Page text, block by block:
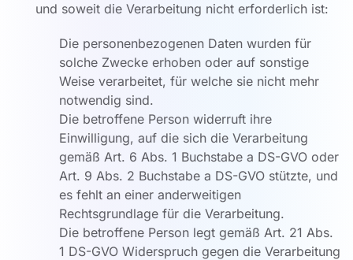
und soweit die Verarbeitung nicht erforderlich ist:
Die personenbezogenen Daten wurden für
solche Zwecke erhoben oder auf sonstige
Weise verarbeitet, für welche sie nicht mehr
notwendig sind.
Die betroffene Person widerruft ihre
Einwilligung, auf die sich die Verarbeitung
gemäß Art. 6 Abs. 1 Buchstabe a DS-GVO oder
Art. 9 Abs. 2 Buchstabe a DS-GVO stützte, und
es fehlt an einer anderweitigen
Rechtsgrundlage für die Verarbeitung.
Die betroffene Person legt gemäß Art. 21 Abs.
1 DS-GVO Widerspruch gegen die Verarbeitung